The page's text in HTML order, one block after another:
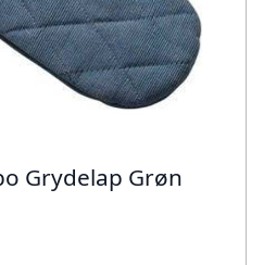
Grydelap Grøn